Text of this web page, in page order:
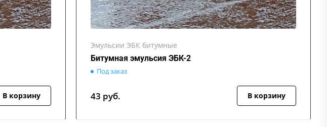
В корзину
Эмульсии ЭБК битумные
Битумная эмульсия ЭБК-2
Под заказ
43 руб. В корзину